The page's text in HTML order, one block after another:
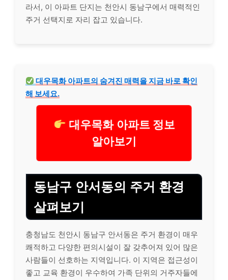
라서, 이 아파트 단지는 천안시 동남구에서 매력적인
주거 선택지로 자리 잡고 있습니다.
대우목화 아파트의 숨겨진 매력을 지금 바로 확인
해 보세요.
대우목화 아파트 정보
알아보기
동남구 안서동의 주거 환경
살펴보기
충청남도 천안시 동남구 안서동은 주거 환경이 매우
쾌적하고 다양한 편의시설이 잘 갖추어져 있어 많은
사람들이 선호하는 지역입니다. 이 지역은 접근성이
좋고 교육 환경이 우수하여 가족 단위의 거주자들에